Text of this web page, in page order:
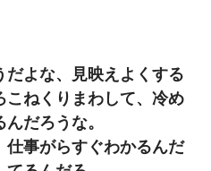
だよな、見映えよくする
こねくりまわして、冷め
だろうな。
仕事がらすぐわかるんだ